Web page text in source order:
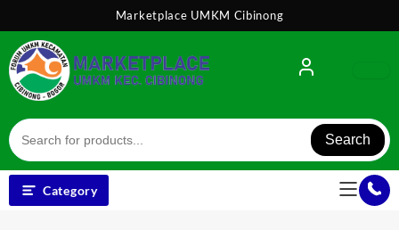
content
Marketplace UMKM Cibinong
Search
Category